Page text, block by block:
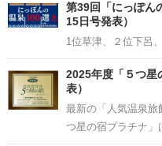
第39回「にっぽん
15日号発表）
1位草津、２位下呂
2025年度「５つ星
表）
最新の「人気温泉旅
つ星の宿プラチナ」